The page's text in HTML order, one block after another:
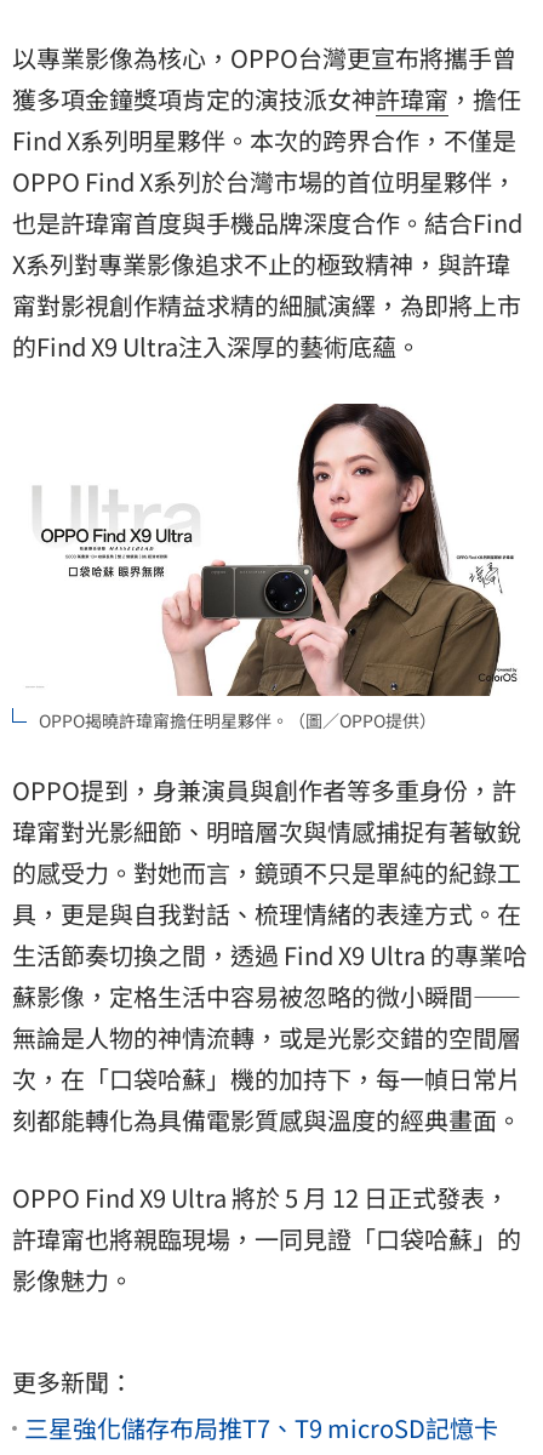
以專業影像為核心，OPPO台灣更宣布將攜手曾
獲多項金鐘獎項肯定的演技派女神許瑋甯 ，擔任
Find X系列明星夥伴。本次的跨界合作，不僅是
OPPO Find X系列於台灣市場的首位明星夥伴，
也是許瑋甯首度與手機品牌深度合作。結合Find
X系列對專業影像追求不止的極致精神，與許瑋
甯對影視創作精益求精的細膩演繹，為即將上市
的Find X9 Ultra注入深厚的藝術底蘊。
OPPO揭曉許瑋甯擔任明星夥伴。（圖／OPPO提供）
OPPO提到，身兼演員與創作者等多重身份，許
瑋甯對光影細節、明暗層次與情感捕捉有著敏銳
的感受力。對她而言，鏡頭不只是單純的紀錄工
具，更是與自我對話、梳理情緒的表達方式。在
生活節奏切換之間，透過 Find X9 Ultra 的專業哈
蘇影像，定格生活中容易被忽略的微小瞬間——
無論是人物的神情流轉，或是光影交錯的空間層
次，在「口袋哈蘇」機的加持下，每一幀日常片
刻都能轉化為具備電影質感與溫度的經典畫面。
OPPO Find X9 Ultra 將於 5 月 12 日正式發表，
許瑋甯也將親臨現場，一同見證「口袋哈蘇」的
影像魅力。
更多新聞：
三星強化儲存布局推T7、T9 microSD記憶卡